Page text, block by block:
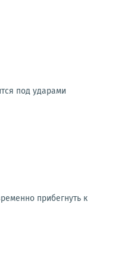
под ударами
прибегнуть к